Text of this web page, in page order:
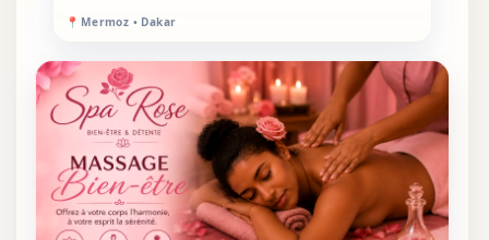
📍 Mermoz • Dakar